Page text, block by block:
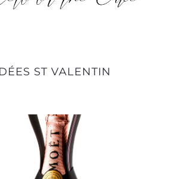
ST VALENTIN